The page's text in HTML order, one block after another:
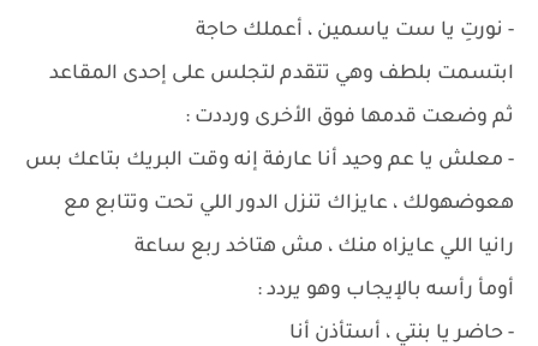
- نورتِ يا ست ياسمين ، أعملك حاجة
ابتسمت بلطف وهي تتقدم لتجلس على إحدى المقاعد
ثم وضعت قدمها فوق الأخرى ورددت :
- معلش يا عم وحيد أنا عارفة إنه وقت البريك بتاعك بس
هعوضهولك ، عايزاك تنزل الدور اللي تحت وتتابع مع
رانيا اللي عايزاه منك ، مش هتاخد ربع ساعة
أومأ رأسه بالإيجاب وهو يردد :
- حاضر يا بنتي ، أستأذن أنا